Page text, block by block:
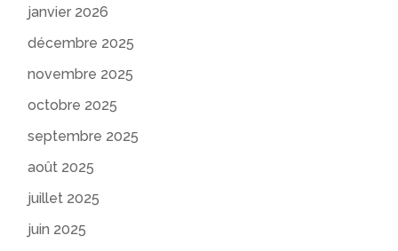
janvier 2026
décembre 2025
novembre 2025
octobre 2025
septembre 2025
août 2025
juillet 2025
juin 2025